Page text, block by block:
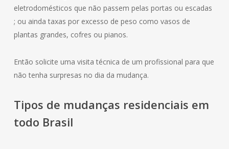
eletrodomésticos que não passem pelas portas ou escadas
; ou ainda taxas por excesso de peso como vasos de
plantas grandes, cofres ou pianos.
Então solicite uma visita técnica de um profissional para que
não tenha surpresas no dia da mudança.
Tipos de mudanças residenciais em
todo Brasil